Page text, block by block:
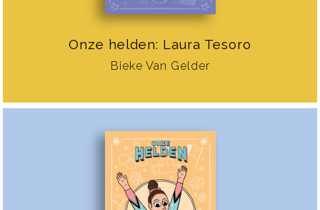
Onze helden: Laura Tesoro
Bieke Van Gelder